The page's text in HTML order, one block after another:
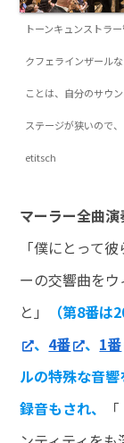
トーンキュンストラ
クフェラインザール
ことは、自分のサウ
ステージが狭いので
etitsch
マーラー全曲
「僕にとって
ーの交響曲を
と」
（第8番は
、 4番 、 1番
ルの特殊な音
録音もされ、